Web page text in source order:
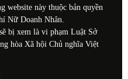
website này thuộc bản quyền
Nữ Doanh Nhân.
bị xem là vi phạm Luật Sở
hòa Xã hội Chủ nghĩa Việt